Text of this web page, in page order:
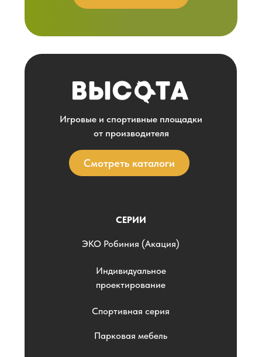
Смотреть каталоги
Игровые и спортивные площадки
от производителя
СЕРИИ
ЭKO Робиния (Акация)
Спортивная серия
Парковая мебель
Индивидуальное
проектирование